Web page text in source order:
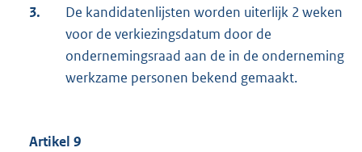
3.
De kandidatenlijsten worden uiterlijk 2 weken
voor de verkiezingsdatum door de
ondernemingsraad aan de in de onderneming
werkzame personen bekend gemaakt.
Artikel 9